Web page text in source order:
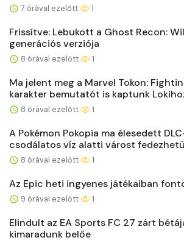
7 órával ezelőtt 1
Frissítve: Lebukott a Ghost Recon:
generációs verziója
8 órával ezelőtt 1
Ma jelent meg a Marvel Tokon:
karakter bemutatót is kaptunk
8 órával ezelőtt 1
A Pokémon Pokopia ma élesedett
csodálatos víz alatti várost
8 órával ezelőtt 1
Az Epic heti ingyenes játékaiban
9 órával ezelőtt 1
Elindult az EA Sports FC 27 zárt
kimaradunk belőe